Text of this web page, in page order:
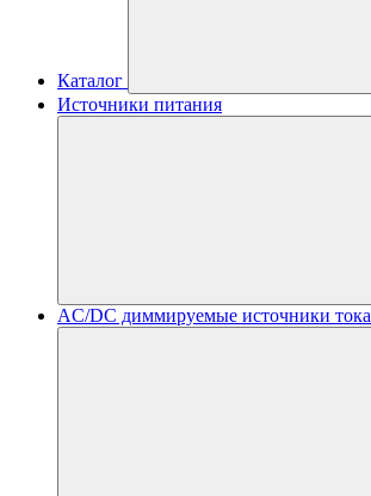
Каталог
Источники питания
AC/DC диммируемые источники тока